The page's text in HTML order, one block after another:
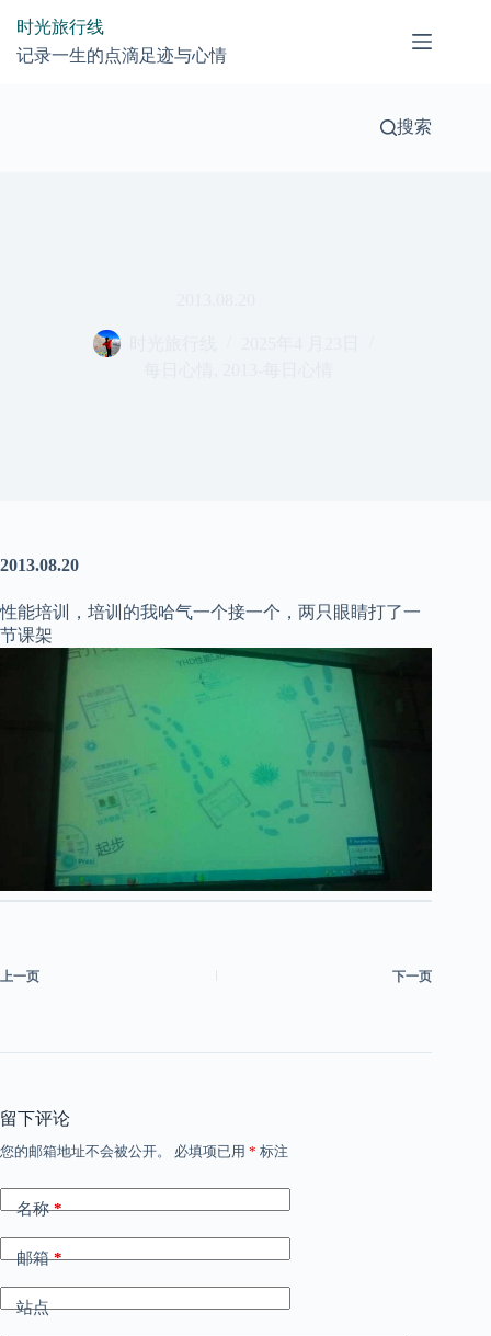
时光旅行线
记录一生的点滴足迹与心情
搜索
2013.08.20
性能培训，培训的我哈气一个接一个，两只眼睛打了一
节课架
上一页 下一页
留下评论
您的邮箱地址不会被公开。 必填项已用 * 标注
名称*
邮箱*
站点